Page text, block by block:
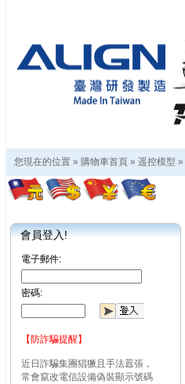
您現在的位置 » 購物車首頁 » 遥控模型 »
會員登入!
電子郵件:
密碼:
【防詐騙提醒】
近日詐騙集團猖獗且手法囂張，
常會竄改電信設備偽裝顯示號碼